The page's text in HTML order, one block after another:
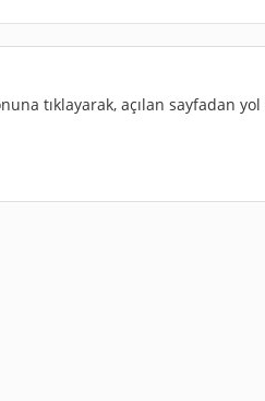
tıklayarak, açılan sayfadan yol